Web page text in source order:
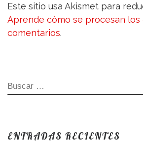
Este sitio usa Akismet para
Aprende cómo se procesan los
comentarios.
BUSCAR
ENTRADAS RECIENTES